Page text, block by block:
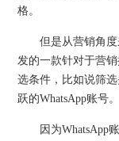
格。
但是从营销角度
发的一款针对于营
选条件，比如说筛
跃的WhatsApp账号。
因为WhatsApp账